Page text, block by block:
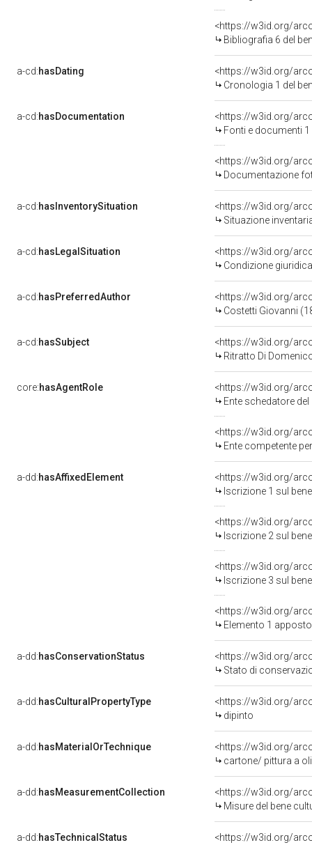
<https://w3id.org/
Bibliografia 6 del
a-cd:hasDating
<https://w3id.org/
Cronologia 1 del
a-cd:hasDocumentation
<https://w3id.org/
Fonti e documenti
Documentazione
a-cd:hasInventorySituation
<https://w3id.org/
Situazione
a-cd:hasLegalSituation
<https://w3id.org/
Condizione
a-cd:hasPreferredAuthor
<https://w3id.org/
Costetti Giovanni
a-cd:hasSubject
<https://w3id.org/
Ritratto Di
core:hasAgentRole
<https://w3id.org/
Ente schedatore del bene
<https://w3id.org/
Ente competente
a-dd:hasAffixedElement
<https://w3id.org/
Iscrizione 1 sul
<https://w3id.org/
Iscrizione 2 sul
<https://w3id.org/
Iscrizione 3 sul
<https://w3id.org/
Elemento 1
a-dd:hasConservationStatus
<https://w3id.org/
Stato di
a-dd:hasCulturalPropertyType
<https://w3id.org/
dipinto
a-dd:hasMaterialOrTechnique
<https://w3id.org/
cartone/ pittura a
a-dd:hasMeasurementCollection
<https://w3id.org/
Misure del bene
a-dd:hasTechnicalStatus
<https://w3id.org/